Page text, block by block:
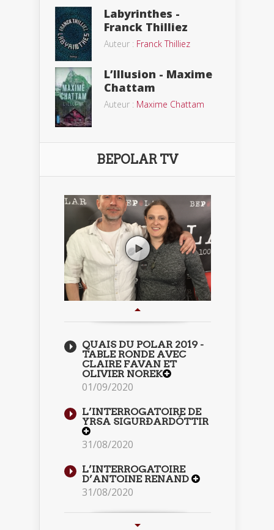
Labyrinthes -
Franck Thilliez
Auteur : Franck Thilliez
L’Illusion - Maxime
Chattam
Auteur : Maxime Chattam
BEPOLAR TV
QUAIS DU POLAR 2019 -
TABLE RONDE AVEC
CLAIRE FAVAN ET
OLIVIER NOREK
01/09/2020
L’INTERROGATOIRE DE
YRSA SIGURÐARDÓTTIR
31/08/2020
L’INTERROGATOIRE
D’ANTOINE RENAND
31/08/2020